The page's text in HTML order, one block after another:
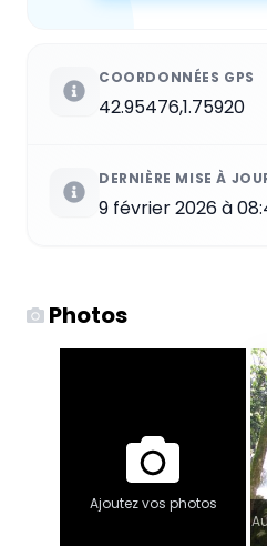
COORDONNÉES GPS
42.95476,1.75920
DERNIÈRE MISE À
9 février 2026 à
Photos
Ajoutez vos photos